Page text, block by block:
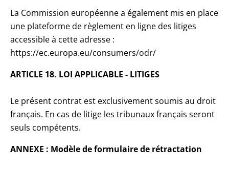
La Commission européenne a également mis en place
une plateforme de règlement en ligne des litiges
accessible à cette adresse :
https://ec.europa.eu/consumers/odr/
ARTICLE 18. LOI APPLICABLE - LITIGES
Le présent contrat est exclusivement soumis au droit
français. En cas de litige les tribunaux français seront
seuls compétents.
ANNEXE : Modèle de formulaire de rétractation